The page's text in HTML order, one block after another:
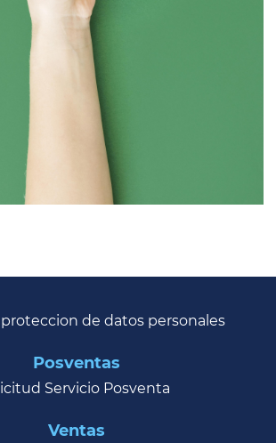
de datos personales
Posventas
Servicio Posventa
Ventas